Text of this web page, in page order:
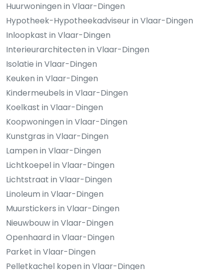
Huurwoningen in Vlaar-Dingen
Hypotheek-Hypotheekadviseur in Vlaar-Dingen
Inloopkast in Vlaar-Dingen
Interieurarchitecten in Vlaar-Dingen
Isolatie in Vlaar-Dingen
Keuken in Vlaar-Dingen
Kindermeubels in Vlaar-Dingen
Koelkast in Vlaar-Dingen
Koopwoningen in Vlaar-Dingen
Kunstgras in Vlaar-Dingen
Lampen in Vlaar-Dingen
Lichtkoepel in Vlaar-Dingen
Lichtstraat in Vlaar-Dingen
Linoleum in Vlaar-Dingen
Muurstickers in Vlaar-Dingen
Nieuwbouw in Vlaar-Dingen
Openhaard in Vlaar-Dingen
Parket in Vlaar-Dingen
Pelletkachel kopen in Vlaar-Dingen